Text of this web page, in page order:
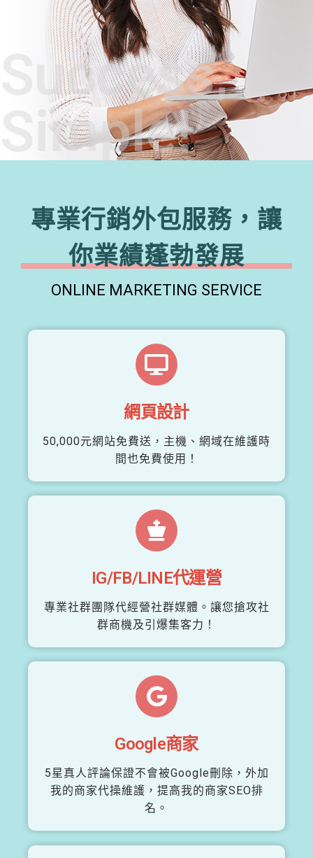
Success,
Simple!
專業行銷外包服務，讓
你業績蓬勃發展
ONLINE MARKETING SERVICE
網頁設計
50,000元網站免費送，主機、網域在維護時
間也免費使用！
IG/FB/LINE代運營
專業社群團隊代經營社群媒體。讓您搶攻社
群商機及引爆集客力！
Google商家
5星真人評論保證不會被Google刪除，外加
我的商家代操維護，提高我的商家SEO排
名。